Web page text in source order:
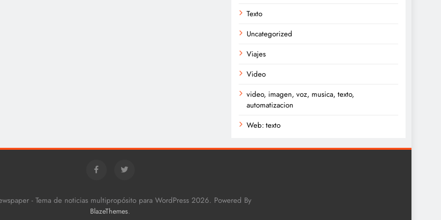
Texto
Uncategorized
Viajes
Video
video, imagen, voz, musica, texto,
automatizacion
Web: texto
- Tema de noticias multipropósito para WordPress 2026. Powered By
BlazeThemes.